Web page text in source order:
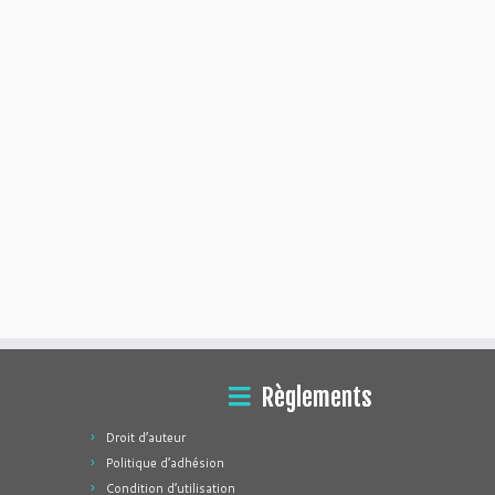
Règlements
Droit d’auteur
Politique d’adhésion
Condition d’utilisation